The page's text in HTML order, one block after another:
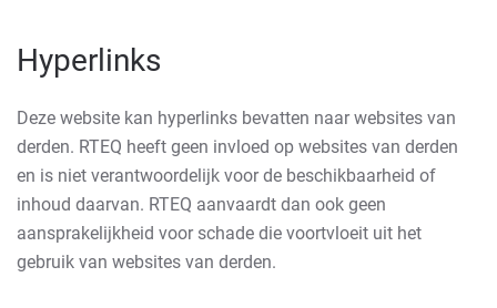
Hyperlinks
Deze website kan hyperlinks bevatten naar websites van
derden. RTEQ heeft geen invloed op websites van derden
en is niet verantwoordelijk voor de beschikbaarheid of
inhoud daarvan. RTEQ aanvaardt dan ook geen
aansprakelijkheid voor schade die voortvloeit uit het
gebruik van websites van derden.